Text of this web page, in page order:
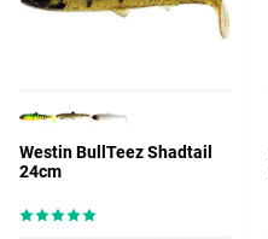
Westin BullTeez Shadtail
24cm